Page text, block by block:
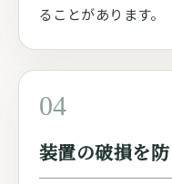
ることがあります。
04
装置の破損を